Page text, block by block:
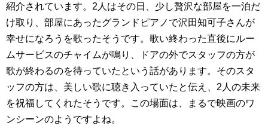
紹介されています。2人はその日、少し贅沢な部屋を一泊だ
け取り、部屋にあったグランドピアノで沢田知可子さんが
幸せになろうを歌ったそうです。歌い終わった直後にルー
ムサービスのチャイムが鳴り、ドアの外でスタッフの方が
歌が終わるのを待っていたという話があります。そのスタ
ッフの方は、美しい歌に聴き入っていたと伝え、2人の未来
を祝福してくれたそうです。この場面は、まるで映画のワ
ンシーンのようですよね。